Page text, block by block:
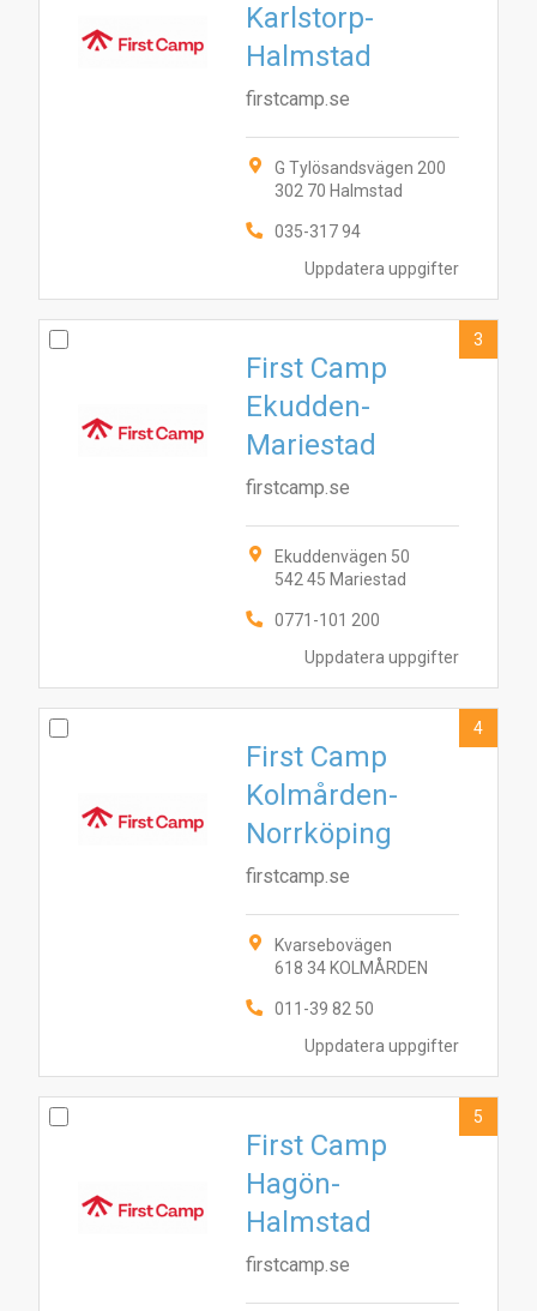
Uppdatera uppgifter
Karlstorp-
Halmstad
firstcamp.se
G Tylösandsvägen 200
302 70 Halmstad
035-317 94
Uppdatera uppgifter
First Camp
Ekudden-
Mariestad
firstcamp.se
Ekuddenvägen 50
542 45 Mariestad
0771-101 200
3
Uppdatera uppgifter
First Camp
Kolmården-
Norrköping
firstcamp.se
Kvarsebovägen
618 34 KOLMÅRDEN
011-39 82 50
4
First Camp
Hagön-
Halmstad
firstcamp.se
5